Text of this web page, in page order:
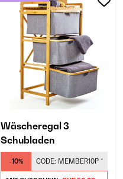
Wäscheregal 3
Schubladen
-10% CODE: MEMBER10P *